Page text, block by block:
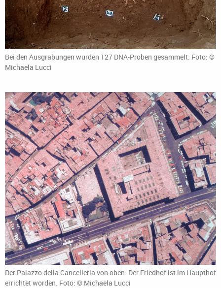
Bei den Ausgrabungen wurden 127 DNA-Proben gesammelt. Foto: ©
Michaela Lucci
Der Palazzo della Cancelleria von oben. Der Friedhof ist im Haupthof
errichtet worden. Foto: © Michaela Lucci